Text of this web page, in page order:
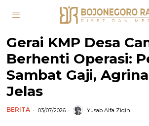
Gerai KMP Desa
Berhenti Operasi:
Sambat Gaji,
Jelas
BERITA 03/07/2026 Yusab Alfa Ziqin